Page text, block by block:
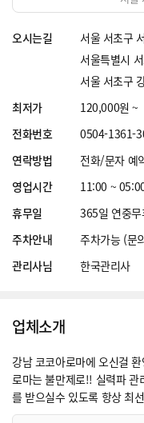
오시는길
서울 서초구
서울특별시
서울 서초구
최저가
120,000원 ~
전화번호
0504-1361-
연락방법
전화/문자 예
영업시간
11:00 ~
휴무일
365일 연중무
주차안내
주차가능 (문
관리사님
한국관리사
업체소개
강남 코코아로마에 오신걸
로마는 불만제로!! 실력파
를 받으실수 있도록 항상 최